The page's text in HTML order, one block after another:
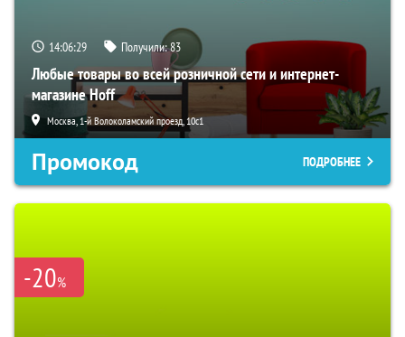
14:06:28 Получили:83
Любые товары во всей розничной сети и интернет-
магазине Hoff
Москва, 1-й Волоколамский проезд, 10с1
Промокод ПОДРОБНЕЕ
-20%